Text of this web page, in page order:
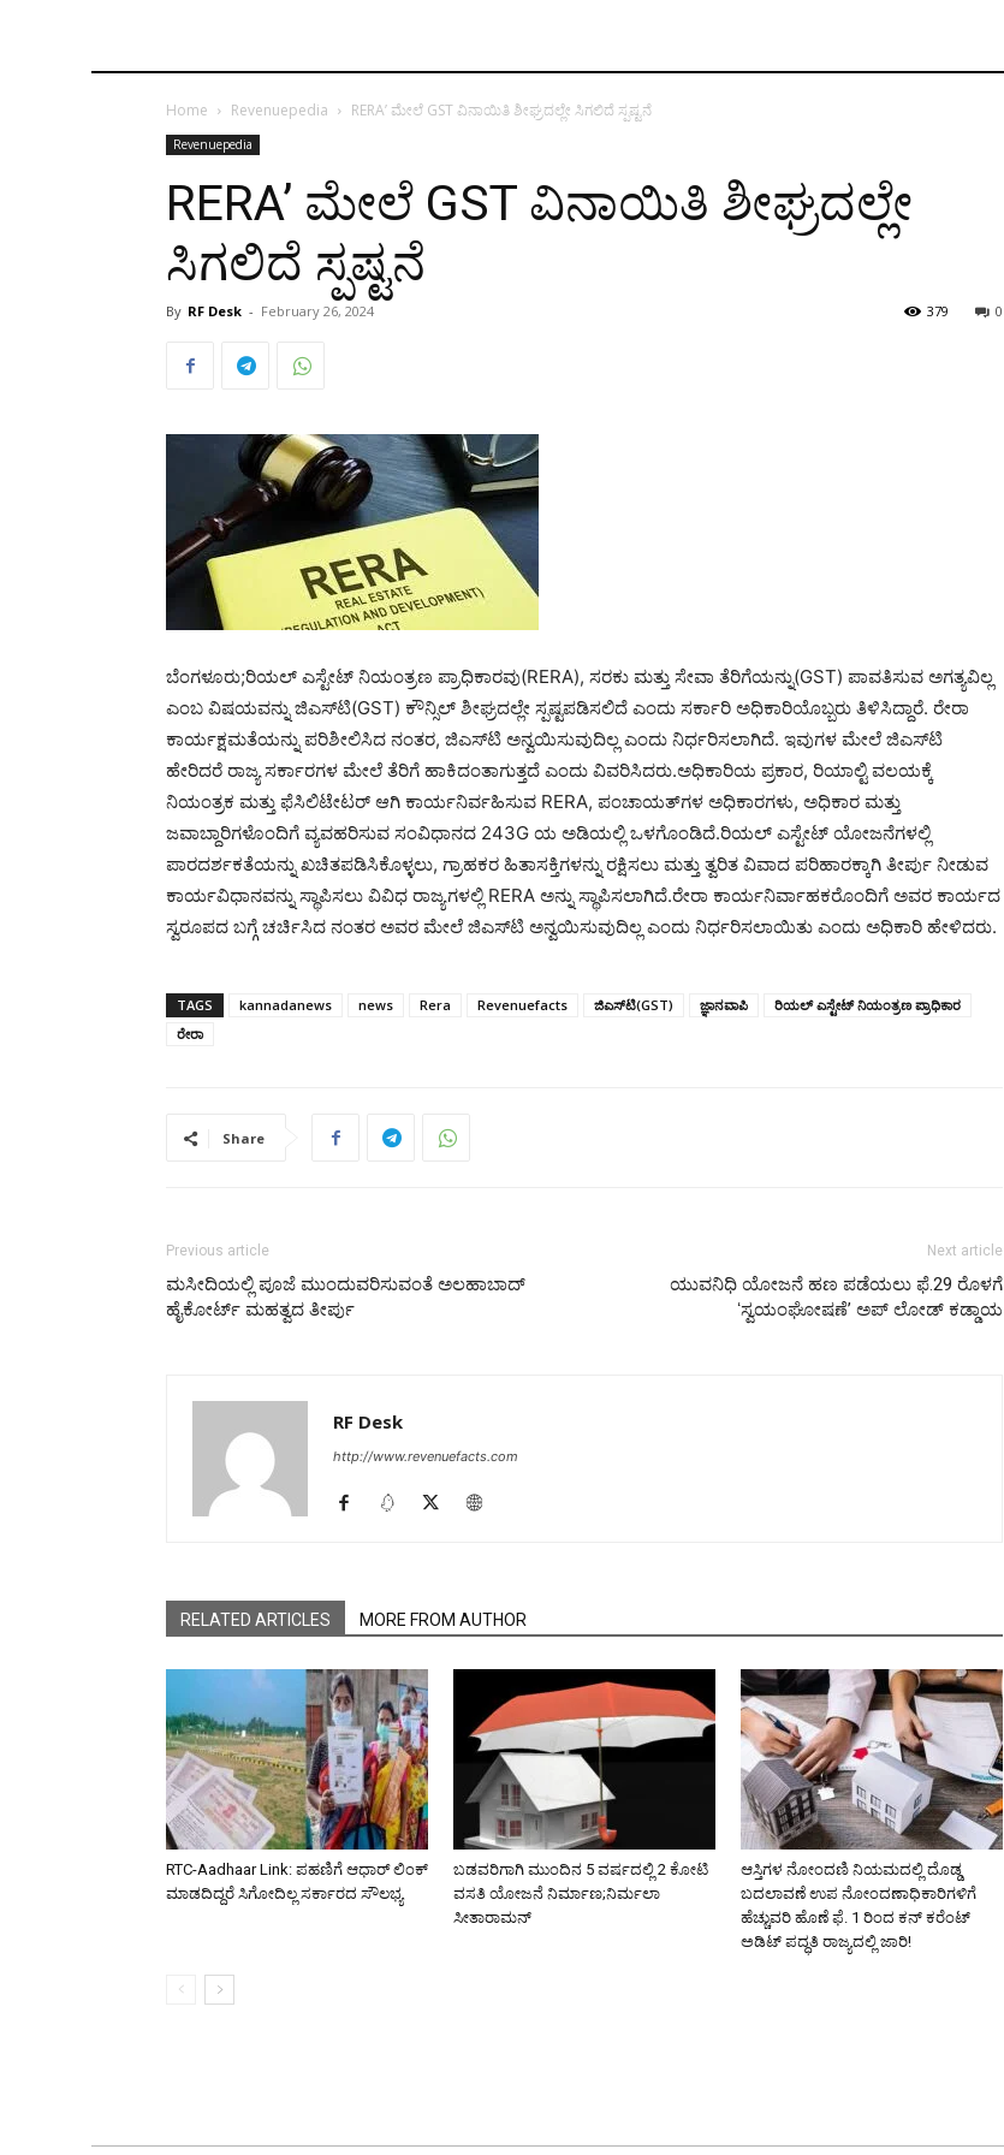
Home Revenuepedia RERA’ ಮೇಲೆ GST ವಿನಾಯಿತಿ ಶೀಘ್ರದಲ್ಲೇ ಸಿಗಲಿದೆ ಸ್ಪಷ್ಟನೆ
Revenuepedia
RERA’ ಮೇಲೆ GST ವಿನಾಯಿತಿ ಶೀಘ್ರದಲ್ಲೇ
ಸಿಗಲಿದೆ ಸ್ಪಷ್ಟನೆ
By RF Desk - February 26, 2024 0
379
ಬೆಂಗಳೂರು;ರಿಯಲ್ ಎಸ್ಟೇಟ್ ನಿಯಂತ್ರಣ ಪ್ರಾಧಿಕಾರವು(RERA), ಸರಕು ಮತ್ತು ಸೇವಾ ತೆರಿಗೆಯನ್ನು(GST) ಪಾವತಿಸುವ ಅಗತ್ಯವಿಲ್ಲ
ಎಂಬ ವಿಷಯವನ್ನು ಜಿಎಸ್‌ಟಿ(GST) ಕೌನ್ಸಿಲ್ ಶೀಘ್ರದಲ್ಲೇ ಸ್ಪಷ್ಟಪಡಿಸಲಿದೆ ಎಂದು ಸರ್ಕಾರಿ ಅಧಿಕಾರಿಯೊಬ್ಬರು ತಿಳಿಸಿದ್ದಾರೆ. ರೇರಾ
ಕಾರ್ಯಕ್ಷಮತೆಯನ್ನು ಪರಿಶೀಲಿಸಿದ ನಂತರ, ಜಿಎಸ್‌ಟಿ ಅನ್ವಯಿಸುವುದಿಲ್ಲ ಎಂದು ನಿರ್ಧರಿಸಲಾಗಿದೆ. ಇವುಗಳ ಮೇಲೆ ಜಿಎಸ್‌ಟಿ
ಹೇರಿದರೆ ರಾಜ್ಯ ಸರ್ಕಾರಗಳ ಮೇಲೆ ತೆರಿಗೆ ಹಾಕಿದಂತಾಗುತ್ತದೆ ಎಂದು ವಿವರಿಸಿದರು.ಅಧಿಕಾರಿಯ ಪ್ರಕಾರ, ರಿಯಾಲ್ಟಿ ವಲಯಕ್ಕೆ
ನಿಯಂತ್ರಕ ಮತ್ತು ಫೆಸಿಲಿಟೇಟರ್ ಆಗಿ ಕಾರ್ಯನಿರ್ವಹಿಸುವ RERA, ಪಂಚಾಯತ್‌ಗಳ ಅಧಿಕಾರಗಳು, ಅಧಿಕಾರ ಮತ್ತು
ಜವಾಬ್ದಾರಿಗಳೊಂದಿಗೆ ವ್ಯವಹರಿಸುವ ಸಂವಿಧಾನದ 243G ಯ ಅಡಿಯಲ್ಲಿ ಒಳಗೊಂಡಿದೆ.ರಿಯಲ್ ಎಸ್ಟೇಟ್ ಯೋಜನೆಗಳಲ್ಲಿ
ಪಾರದರ್ಶಕತೆಯನ್ನು ಖಚಿತಪಡಿಸಿಕೊಳ್ಳಲು, ಗ್ರಾಹಕರ ಹಿತಾಸಕ್ತಿಗಳನ್ನು ರಕ್ಷಿಸಲು ಮತ್ತು ತ್ವರಿತ ವಿವಾದ ಪರಿಹಾರಕ್ಕಾಗಿ ತೀರ್ಪು ನೀಡುವ
ಕಾರ್ಯವಿಧಾನವನ್ನು ಸ್ಥಾಪಿಸಲು ವಿವಿಧ ರಾಜ್ಯಗಳಲ್ಲಿ RERA ಅನ್ನು ಸ್ಥಾಪಿಸಲಾಗಿದೆ.ರೇರಾ ಕಾರ್ಯನಿರ್ವಾಹಕರೊಂದಿಗೆ ಅವರ ಕಾರ್ಯದ
ಸ್ವರೂಪದ ಬಗ್ಗೆ ಚರ್ಚಿಸಿದ ನಂತರ ಅವರ ಮೇಲೆ ಜಿಎಸ್‌ಟಿ ಅನ್ವಯಿಸುವುದಿಲ್ಲ ಎಂದು ನಿರ್ಧರಿಸಲಾಯಿತು ಎಂದು ಅಧಿಕಾರಿ ಹೇಳಿದರು.
TAGS kannadanews news Rera Revenuefacts ಜಿಎಸ್‌ಟಿ(GST) ಜ್ಞಾನವಾಪಿ
ರಿಯಲ್ ಎಸ್ಟೇಟ್ ನಿಯಂತ್ರಣ ಪ್ರಾಧಿಕಾರ
ರೇರಾ
Share
Previous article
ಮಸೀದಿಯಲ್ಲಿ ಪೂಜೆ ಮುಂದುವರಿಸುವಂತೆ ಅಲಹಾಬಾದ್
ಹೈಕೋರ್ಟ್ ಮಹತ್ವದ ತೀರ್ಪು
Next article
ಯುವನಿಧಿ ಯೋಜನೆ ಹಣ ಪಡೆಯಲು ಫೆ.29 ರೊಳಗೆ
ʻಸ್ವಯಂಘೋಷಣೆʼ ಅಪ್ ಲೋಡ್ ಕಡ್ಡಾಯ
RF Desk
http://www.revenuefacts.com
RELATED ARTICLES MORE FROM AUTHOR
RTC-Aadhaar Link: ಪಹಣಿಗೆ ಆಧಾರ್ ಲಿಂಕ್
ಮಾಡದಿದ್ದರೆ ಸಿಗೋದಿಲ್ಲ ಸರ್ಕಾರದ ಸೌಲಭ್ಯ
ಬಡವರಿಗಾಗಿ ಮುಂದಿನ 5 ವರ್ಷದಲ್ಲಿ 2 ಕೋಟಿ
ವಸತಿ ಯೋಜನೆ ನಿರ್ಮಾಣ;ನಿರ್ಮಲಾ
ಸೀತಾರಾಮನ್
ಆಸ್ತಿಗಳ ನೋಂದಣಿ ನಿಯಮದಲ್ಲಿ ದೊಡ್ಡ
ಬದಲಾವಣೆ ಉಪ ನೋಂದಣಾಧಿಕಾರಿಗಳಿಗೆ
ಹೆಚ್ಚುವರಿ ಹೊಣೆ ಫೆ. 1 ರಿಂದ ಕನ್‌ ಕರೆಂಟ್
ಅಡಿಟ್ ಪದ್ಧತಿ ರಾಜ್ಯದಲ್ಲಿ ಜಾರಿ!